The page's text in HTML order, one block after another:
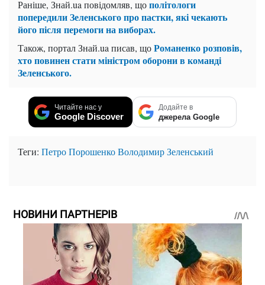
Раніше, Знай.ua повідомляв, щополітологи
попередили Зеленського про пастки, які чекають
його після перемоги на виборах.
Також, портал Знай.ua писав, щоРоманенко розповів,
хто повинен стати міністром оборони в команді
Зеленського.
Читайте нас у
Google Discover
Додайте в
джерела Google
Теги: Петро ПорошенкоВолодимир Зеленський
НОВИНИ ПАРТНЕРІВ